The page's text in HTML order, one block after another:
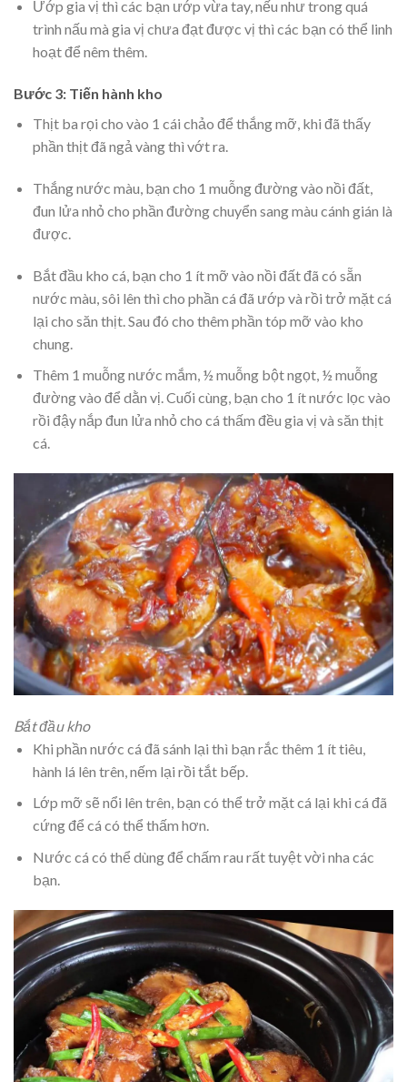
Ướp gia vị thì các bạn ướp vừa tay, nếu như trong quá
trình nấu mà gia vị chưa đạt được vị thì các bạn có thể linh
hoạt để nêm thêm.
Bước 3: Tiến hành kho
Thịt ba rọi cho vào 1 cái chảo để thắng mỡ, khi đã thấy
phần thịt đã ngả vàng thì vớt ra.
Thắng nước màu, bạn cho 1 muỗng đường vào nồi đất,
đun lửa nhỏ cho phần đường chuyển sang màu cánh gián là
được.
Bắt đầu kho cá, bạn cho 1 ít mỡ vào nồi đất đã có sẵn
nước màu, sôi lên thì cho phần cá đã ướp và rồi trở mặt cá
lại cho săn thịt. Sau đó cho thêm phần tóp mỡ vào kho
chung.
Thêm 1 muỗng nước mắm, ½ muỗng bột ngọt, ½ muỗng
đường vào để dằn vị. Cuối cùng, bạn cho 1 ít nước lọc vào
rồi đậy nắp đun lửa nhỏ cho cá thấm đều gia vị và săn thịt
cá.
Bắt đầu kho
Khi phần nước cá đã sánh lại thì bạn rắc thêm 1 ít tiêu,
hành lá lên trên, nếm lại rồi tắt bếp.
Lớp mỡ sẽ nổi lên trên, bạn có thể trở mặt cá lại khi cá đã
cứng để cá có thể thấm hơn.
Nước cá có thể dùng để chấm rau rất tuyệt vời nha các
bạn.